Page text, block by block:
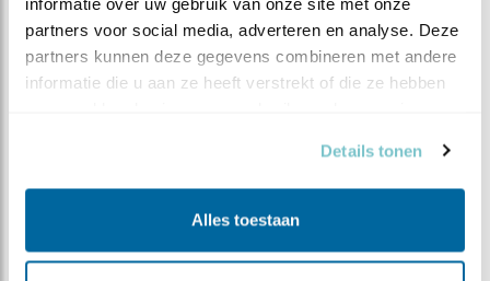
partners voor social media, adverteren en analyse. Deze
partners kunnen deze gegevens combineren met andere
informatie die u aan ze heeft verstrekt of die ze hebben
Details tonen
Alles toestaan
Bewaar deze blog